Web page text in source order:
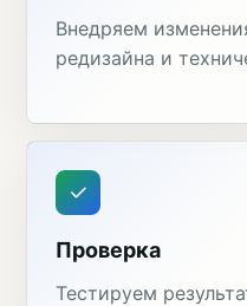
Внедряем
редизайна и
Проверка
Тестируем